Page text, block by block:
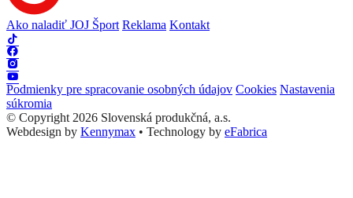
Ako naladiť JOJ Šport Reklama Kontakt
Podmienky pre spracovanie osobných údajov Cookies Nastavenia
súkromia
© Copyright 2026 Slovenská produkčná, a.s.
Webdesign by Kennymax • Technology by eFabrica